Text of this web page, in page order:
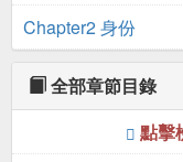
Chapter2 身份
全部章節目錄
點擊